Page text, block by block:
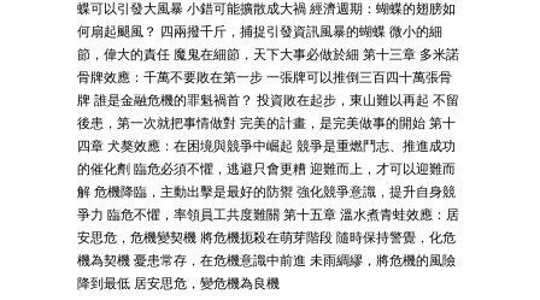
蝶可以引發大風暴 小錯可能擴散成大禍 經濟週期：蝴蝶的翅膀如
何扇起颶風？ 四兩撥千斤，捕捉引發資訊風暴的蝴蝶 微小的細
節，偉大的責任 魔鬼在細節，天下大事必做於細 第十三章 多米諾
骨牌效應：千萬不要敗在第一步 一張牌可以推倒三百四十萬張骨
牌 誰是金融危機的罪魁禍首？ 投資敗在起步，東山難以再起 不留
後患，第一次就把事情做對 完美的計畫，是完美做事的開始 第十
四章 犬獒效應：在困境與競爭中崛起 競爭是重燃鬥志、推進成功
的催化劑 臨危必須不懼，逃避只會更糟 迎難而上，才可以迎難而
解 危機降臨，主動出擊是最好的防禦 強化競爭意識，提升自身競
爭力 臨危不懼，率領員工共度難關 第十五章 溫水煮青蛙效應：居
安思危，危機變契機 將危機扼殺在萌芽階段 隨時保持警覺，化危
機為契機 憂患常存，在危機意識中前進 未雨綢繆，將危機的風險
降到最低 居安思危，變危機為良機